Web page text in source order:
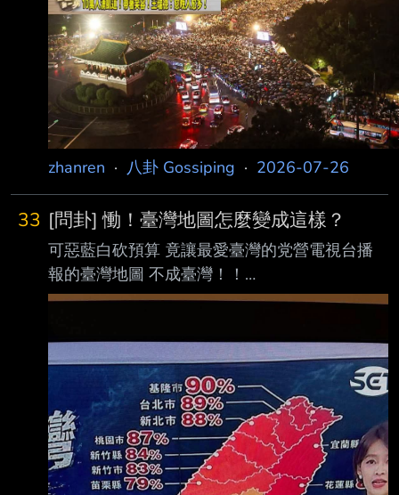
zhanren · 八卦 Gossiping · 2026-07-26
33 [問卦] 慟！臺灣地圖怎麼變成這樣？
可惡藍白砍預算 竟讓最愛臺灣的党營電視台播
報的臺灣地圖 不成臺灣！！
http://i.imgur.com/0Zo9EpJ.jpg 奇怪，這台的受
儉以養德。 非澹泊無以明志，非寧靜無以致
遠。 夫學須靜也，才須學也。 非學無以廣才，
非志無以成學。 淫慢則不能勵精，險躁則不能
治性。 --